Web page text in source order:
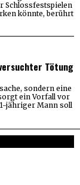
Schlossfestspielen
könnte, berührt
Tötung
sondern eine
ein Vorfall vor
jähriger Mann soll